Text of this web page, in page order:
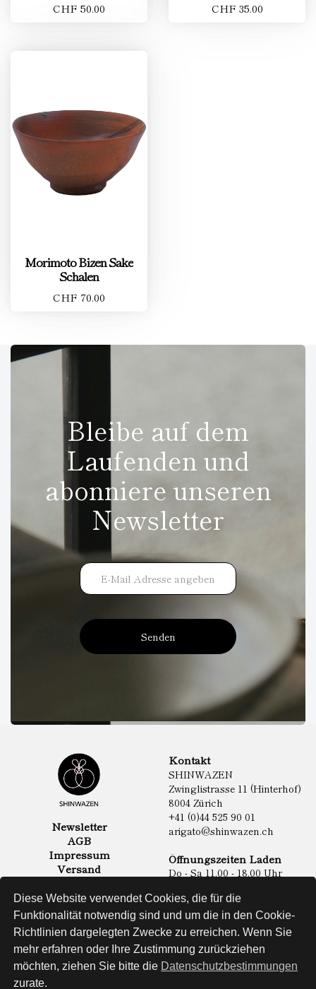
Diese Website verwendet Cookies, die für die
Funktionalität notwendig sind und um die in den Cookie-
Richtlinien dargelegten Zwecke zu erreichen. Wenn Sie
mehr erfahren oder Ihre Zustimmung zurückziehen
möchten, ziehen Sie bitte die Datenschutzbestimmungen
zurate.
CHF 50.00 CHF 35.00
Morimoto Bizen Sake
Schalen
CHF 70.00
Bleibe auf dem
Laufenden und
abonniere unseren
Newsletter
Senden
Newsletter
AGB
Impressum
Versand
Kontakt
SHINWAZEN
Zwinglistrasse 11 (Hinterhof)
8004 Zürich
+41 (0)44 525 90 01
arigato@shinwazen.ch
Öffnungszeiten Laden
Do - Sa 11.00 - 18.00 Uhr
Online Shop
Lebensmittel
Sake & Shochu
Non Food
Spirituosen